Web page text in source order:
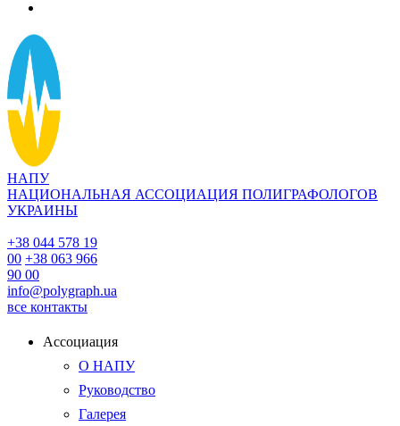
НАПУ
НАЦИОНАЛЬНАЯ АССОЦИАЦИЯ ПОЛИГРАФОЛОГОВ
УКРАИНЫ
+38 044 578 19
00 +38 063 966
90 00
info@polygraph.ua
все контакты
Ассоциация
О НАПУ
Руководство
Галерея